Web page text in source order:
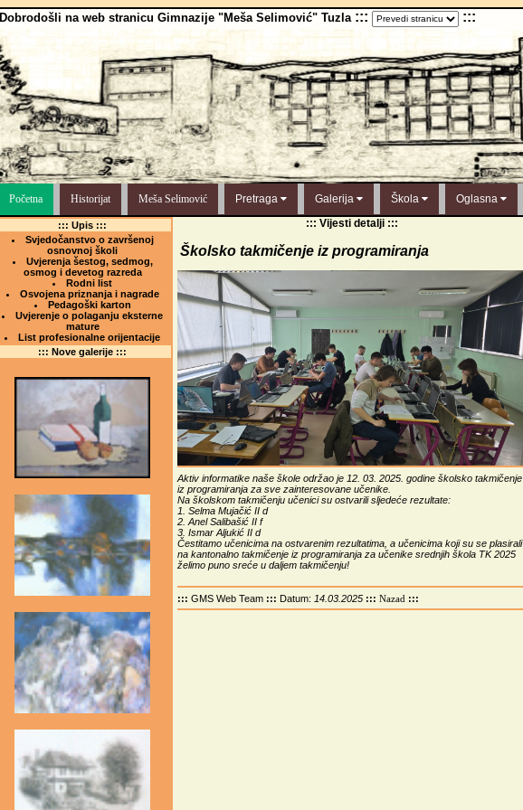
Dobrodošli na web stranicu Gimnazije "Meša Selimović" Tuzla ::: :::
Početna Historijat Meša Selimović Pretraga Galerija Škola Oglasna
::: Upis :::
Svjedočanstvo o završenoj
osnovnoj školi
Uvjerenja šestog, sedmog,
osmog i devetog razreda
Rodni list
Osvojena priznanja i nagrade
Pedagoški karton
Uvjerenje o polaganju eksterne
mature
List profesionalne orijentacije
::: Nove galerije :::
::: Vijesti detalji :::
Školsko takmičenje iz programiranja
Aktiv informatike naše škole održao je 12. 03. 2025. godine školsko takmičenje
iz programiranja za sve zainteresovane učenike.
Na školskom takmičenju učenici su ostvarili sljedeće rezultate:
1. Selma Mujačić II d
2. Anel Salibašić II f
3. Ismar Aljukić II d
Čestitamo učenicima na ostvarenim rezultatima, a učenicima koji su se plasirali
na kantonalno takmičenje iz programiranja za učenike srednjih škola TK 2025
želimo puno sreće u daljem takmičenju!
::: GMS Web Team::: Datum: 14.03.2025::: Nazad :::